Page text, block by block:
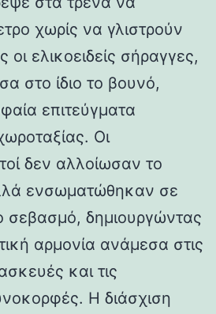
χωρίς να γλιστρούν
οι ελικοειδείς σήραγγες,
στο ίδιο το βουνό,
επιτεύγματα
Οι
δεν αλλοίωσαν το
ενσωματώθηκαν σε
σεβασμό, δημιουργώντας
αρμονία ανάμεσα στις
και τις
Η διάσχιση